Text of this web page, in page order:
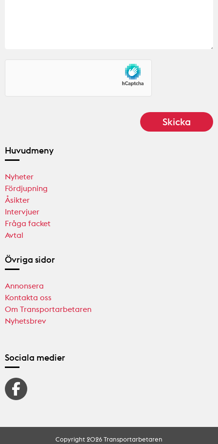
Huvudmeny
Nyheter
Fördjupning
Åsikter
Intervjuer
Fråga facket
Avtal
Övriga sidor
Annonsera
Kontakta oss
Om Transportarbetaren
Nyhetsbrev
Sociala medier
Copyright 2026 Transportarbetaren